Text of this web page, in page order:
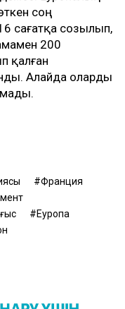
соң
сағатқа созылып,
200
қалған
Алайда оларды
Франция
Еуропа